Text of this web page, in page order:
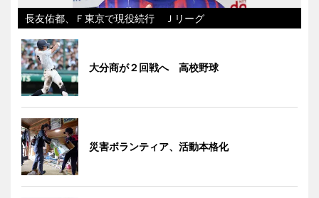
長友佑都、Ｆ東京で現役続行 Ｊリーグ
大分商が２回戦へ 高校野球
災害ボランティア、活動本格化